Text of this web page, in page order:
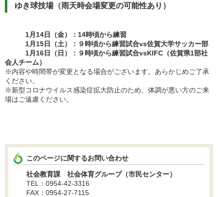
ゆき球技場（雨天時会場変更の可能性あり）
1月14日（金）：14時頃から練習
1月15日（土）：９時頃から練習試合vs佐賀大学サッカー部
1月16日（日）：９時頃から練習試合vsKIFC（佐賀県1部社
会人チーム）
※内容や時間帯が変更となる場合がございます。あらかじめご了承
ください。
※新型コロナウイルス感染症拡大防止のため、体調が悪い方のご来
場はご遠慮ください。
このページに関するお問い合わせ
社会教育課 社会体育グループ（市民センター）
TEL：0954-42-3316
FAX：0954-27-7115